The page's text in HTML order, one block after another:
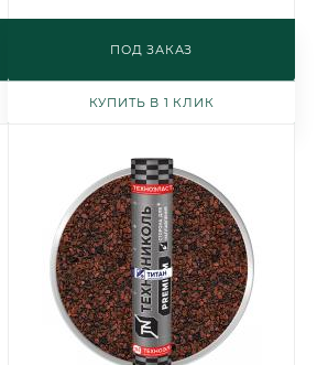
ПОД ЗАКАЗ
КУПИТЬ В 1 КЛИК